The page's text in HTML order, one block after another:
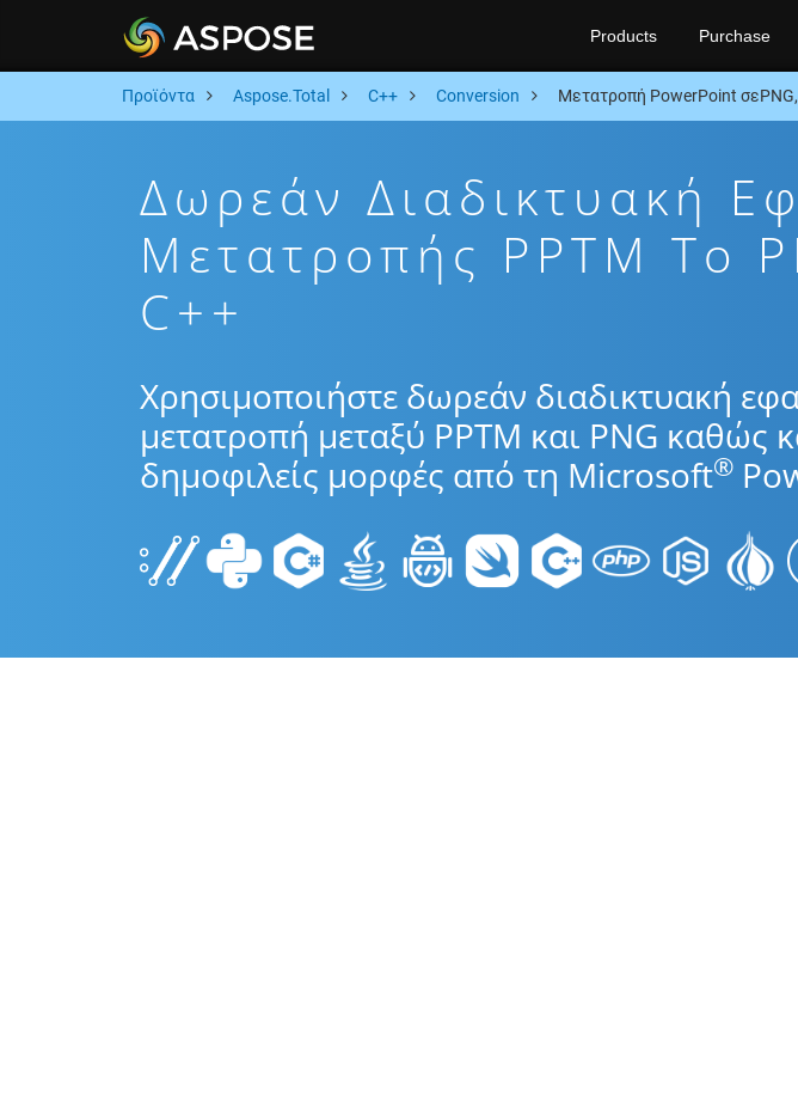
Products Purchase
Προϊόντα Aspose.Total C++ Conversion Μετατροπή PowerPoint
Δωρεάν Διαδικτυακή
Μετατροπής PPTM To
C++
Χρησιμοποιήστε δωρεάν διαδικτυακή
μετατροπή μεταξύ PPTM και PNG καθώς
δημοφιλείς μορφές από τη Microsoft®